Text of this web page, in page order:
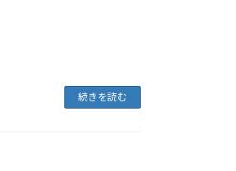
続きを読む